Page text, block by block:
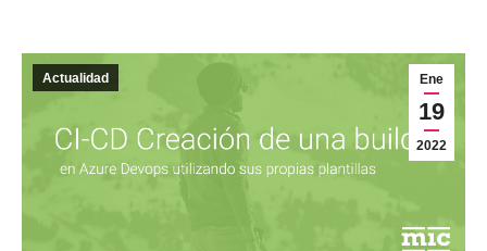
Ene
19
2022
Actualidad